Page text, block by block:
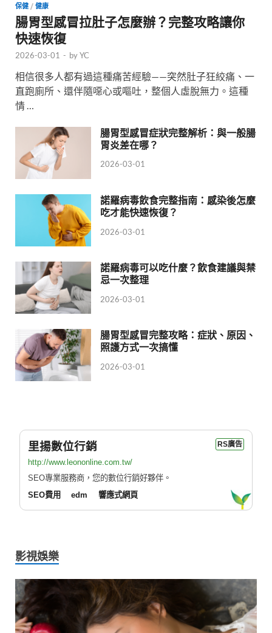
保健 / 健康
腸胃型感冒拉肚子怎麼辦？完整攻略讓你
快速恢復
2026-03-01 - byYC
相信很多人都有過這種痛苦經驗——突然肚子狂絞痛、一
直跑廁所、還伴隨噁心或嘔吐，整個人虛脫無力。這種
情 …
腸胃型感冒症狀完整解析：與一般腸
胃炎差在哪？
2026-03-01
諾羅病毒飲食完整指南：感染後怎麼
吃才能快速恢復？
2026-03-01
諾羅病毒可以吃什麼？飲食建議與禁
忌一次整理
2026-03-01
腸胃型感冒完整攻略：症狀、原因、
照護方式一次搞懂
2026-03-01
里揚數位行銷 RS廣告
http://www.leononline.com.tw/
SEO專業服務商，您的數位行銷好夥伴。
SEO費用
edm 響應式網頁
影視娛樂